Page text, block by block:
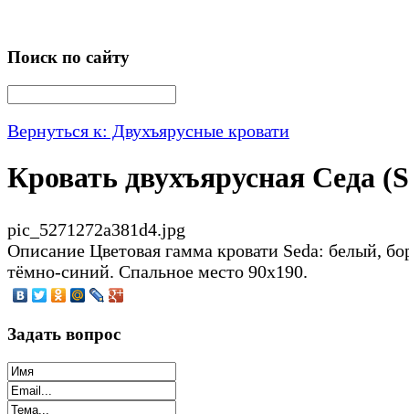
Поиск по сайту
Вернуться к: Двухъярусные кровати
Кровать двухъярусная Седа
pic_5271272a381d4.jpg
Описание Цветовая гамма кровати Seda: белый,
тёмно-синий. Спальное место 90х190.
Задать вопрос